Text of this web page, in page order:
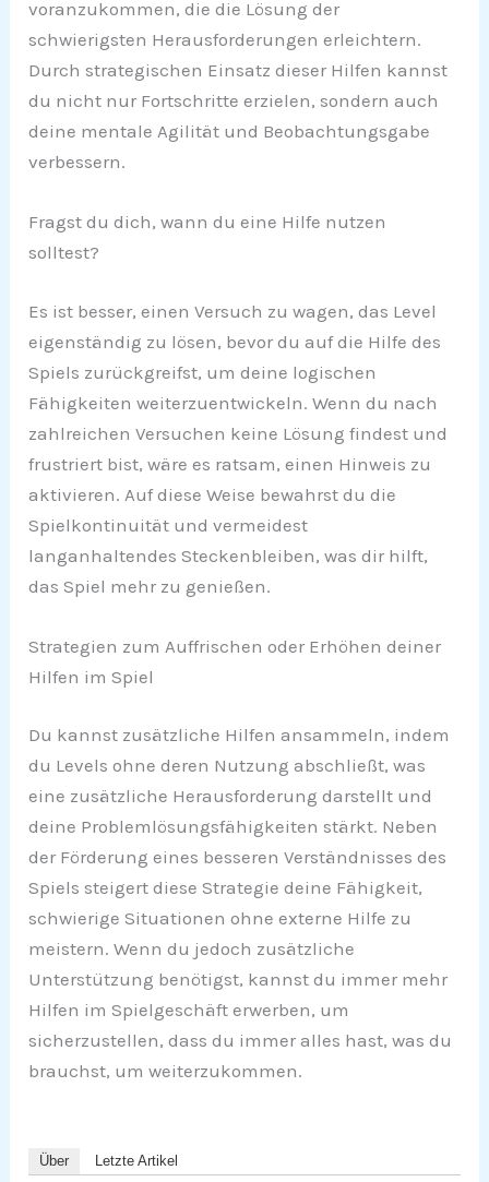
voranzukommen, die die Lösung der
schwierigsten Herausforderungen erleichtern.
Durch strategischen Einsatz dieser Hilfen kannst
du nicht nur Fortschritte erzielen, sondern auch
deine mentale Agilität und Beobachtungsgabe
verbessern.
Fragst du dich, wann du eine Hilfe nutzen
solltest?
Es ist besser, einen Versuch zu wagen, das Level
eigenständig zu lösen, bevor du auf die Hilfe des
Spiels zurückgreifst, um deine logischen
Fähigkeiten weiterzuentwickeln. Wenn du nach
zahlreichen Versuchen keine Lösung findest und
frustriert bist, wäre es ratsam, einen Hinweis zu
aktivieren. Auf diese Weise bewahrst du die
Spielkontinuität und vermeidest
langanhaltendes Steckenbleiben, was dir hilft,
das Spiel mehr zu genießen.
Strategien zum Auffrischen oder Erhöhen deiner
Hilfen im Spiel
Du kannst zusätzliche Hilfen ansammeln, indem
du Levels ohne deren Nutzung abschließt, was
eine zusätzliche Herausforderung darstellt und
deine Problemlösungsfähigkeiten stärkt. Neben
der Förderung eines besseren Verständnisses des
Spiels steigert diese Strategie deine Fähigkeit,
schwierige Situationen ohne externe Hilfe zu
meistern. Wenn du jedoch zusätzliche
Unterstützung benötigst, kannst du immer mehr
Hilfen im Spielgeschäft erwerben, um
sicherzustellen, dass du immer alles hast, was du
brauchst, um weiterzukommen.
Über Letzte Artikel